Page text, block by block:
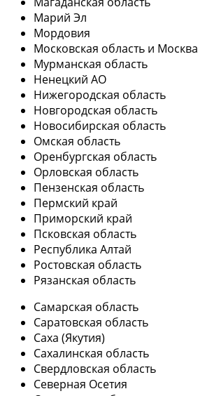
Марий Эл
Мордовия
Московская область и Москва
Мурманская область
Ненецкий АО
Нижегородская область
Новгородская область
Новосибирская область
Омская область
Оренбургская область
Орловская область
Пензенская область
Пермский край
Приморский край
Псковская область
Республика Алтай
Ростовская область
Рязанская область
Самарская область
Саратовская область
Саха (Якутия)
Сахалинская область
Свердловская область
Северная Осетия